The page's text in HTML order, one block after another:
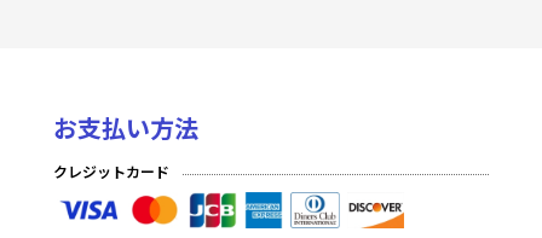
お支払い方法
クレジットカード